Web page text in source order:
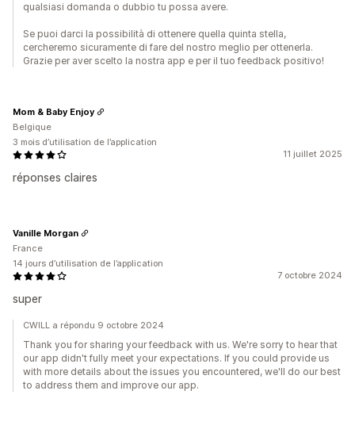
qualsiasi domanda o dubbio tu possa avere.
Se puoi darci la possibilità di ottenere quella quinta stella,
cercheremo sicuramente di fare del nostro meglio per ottenerla.
Grazie per aver scelto la nostra app e per il tuo feedback positivo!
11 juillet 2025
réponses claires
Mom & Baby Enjoy
Belgique
3 mois d’utilisation de l’application
7 octobre 2024
super
Vanille Morgan
France
14 jours d’utilisation de l’application
CWILL a répondu 9 octobre 2024
Thank you for sharing your feedback with us. We're sorry to hear that
our app didn't fully meet your expectations. If you could provide us
with more details about the issues you encountered, we'll do our best
to address them and improve our app.